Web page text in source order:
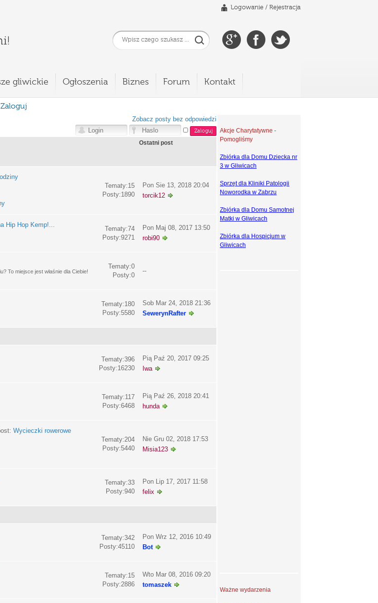
Logowanie / Rejestracja
gliwickie Ogłoszenia Biznes Forum Kontakt
Zaloguj
Zobacz posty bez odpowiedzi
Ostatni post
Tematy:15
Posty:1890
Pon Sie 13, 2018 20:04
torcik12
Hip Hop Kemp!...
Tematy:74
Posty:9271
Pon Maj 08, 2017 13:50
robi90
To miejsce jest właśnie dla Ciebie!
Tematy:0
Posty:0
--
Tematy:180
Posty:5580
Sob Mar 24, 2018 21:36
SewerynRafter
Tematy:396
Posty:16230
Pią Paź 20, 2017 09:25
Iwa
Tematy:117
Posty:6468
Pią Paź 26, 2018 20:41
hunda
Wycieczki rowerowe
Tematy:204
Posty:5440
Nie Gru 02, 2018 17:53
Misia123
Tematy:33
Posty:940
Pon Lip 17, 2017 11:58
felix
Tematy:342
Posty:45110
Pon Wrz 12, 2016 10:49
Bot
Tematy:15
Posty:2886
Wto Mar 08, 2016 09:20
tomaszek
Akcje Charytatywne -
Pomogliśmy
Zbiórka dla Domu Dziecka nr
3 w Gliwicach
Sprzęt dla Kliniki Patologii
Noworodka w Zabrzu
Zbiórka dla Domu Samotnej
Matki w Gliwicach
Zbiórka dla Hospicjum w
Gliwicach
Ważne wydarzenia